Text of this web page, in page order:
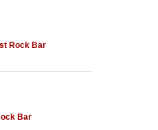
Rock Bar
Bar